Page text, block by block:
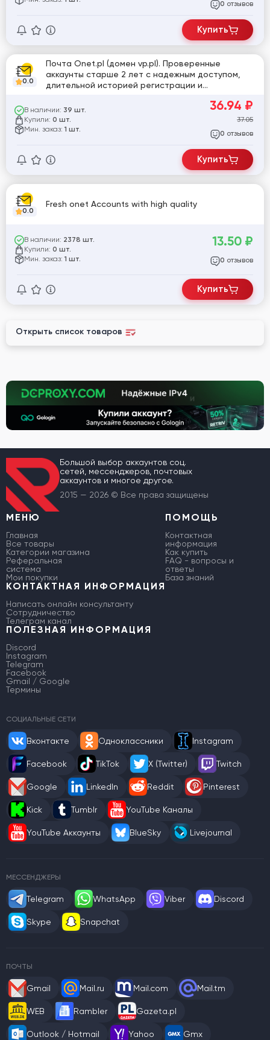
0 отзывов
Купить
0.0
Почта Onet.pl (домен vp.pl). Проверенные
аккаунты старше 2 лет с надежным доступом,
длительной историей регистрации и
использованы для регистрации и работы с
некоторыми сервисами.
В наличии: 39 шт.
Купили: 0 шт.
Мин. заказ: 1 шт.
36.94 ₽
37.05
0 отзывов
Купить
0.0
Fresh onet Accounts with high quality
В наличии: 2378 шт.
Купили: 0 шт.
Мин. заказ: 1 шт.
13.50 ₽
0 отзывов
Купить
Открыть список товаров
Большой выбор аккаунтов соц.
сетей, мессенджеров, почтовых
аккаунтов и многое другое.
2015 — 2026 © Все права защищены
МЕНЮ
Главная
Все товары
Категории магазина
Реферальная
система
Мои покупки
ПОМОЩЬ
Контактная
информация
Как купить
FAQ - вопросы и
ответы
База знаний
КОНТАКТНАЯ ИНФОРМАЦИЯ
Написать онлайн консультанту
Сотрудничество
Телеграм канал
ПОЛЕЗНАЯ ИНФОРМАЦИЯ
Discord
Instagram
Telegram
Facebook
Gmail / Google
Термины
СОЦИАЛЬНЫЕ СЕТИ
Вконтакте Одноклассники Instagram
Facebook TikTok X (Twitter) Twitch
Google LinkedIn Reddit Pinterest
Kick Tumblr YouTube Каналы
YouTube Аккаунты BlueSky Livejournal
МЕССЕНДЖЕРЫ
Telegram WhatsApp Viber Discord
Skype Snapchat
ПОЧТЫ
Gmail Mail.ru Mail.com Mail.tm
WEB Rambler Gazeta.pl
Outlook / Hotmail Yahoo Gmx